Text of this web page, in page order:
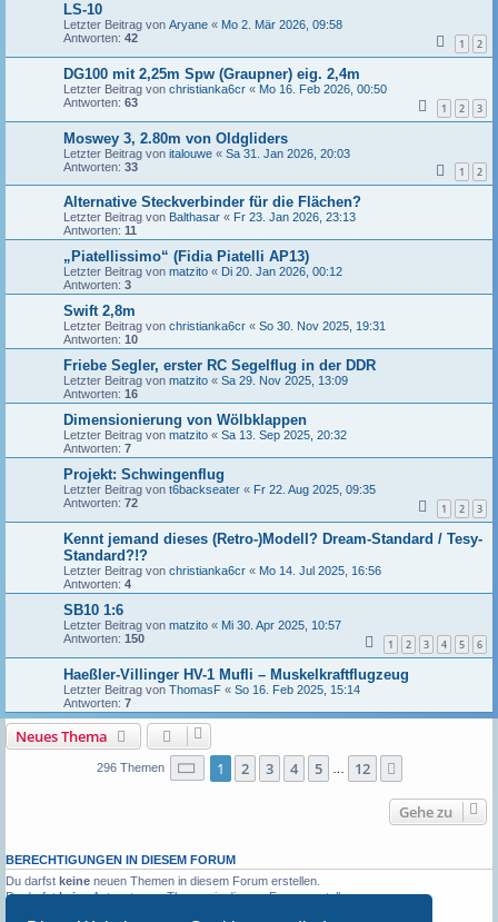
LS-10
Letzter Beitrag von Aryane « Mo 2. Mär 2026, 09:58
Antworten: 42 1 2
DG100 mit 2,25m Spw (Graupner) eig. 2,4m
Letzter Beitrag von christianka6cr « Mo 16. Feb 2026, 00:50
Antworten: 63 1 2 3
Moswey 3, 2.80m von Oldgliders
Letzter Beitrag von italouwe « Sa 31. Jan 2026, 20:03
Antworten: 33 1 2
Alternative Steckverbinder für die Flächen?
Letzter Beitrag von Balthasar « Fr 23. Jan 2026, 23:13
Antworten: 11
„Piatellissimo“ (Fidia Piatelli AP13)
Letzter Beitrag von matzito « Di 20. Jan 2026, 00:12
Antworten: 3
Swift 2,8m
Letzter Beitrag von christianka6cr « So 30. Nov 2025, 19:31
Antworten: 10
Friebe Segler, erster RC Segelflug in der DDR
Letzter Beitrag von matzito « Sa 29. Nov 2025, 13:09
Antworten: 16
Dimensionierung von Wölbklappen
Letzter Beitrag von matzito « Sa 13. Sep 2025, 20:32
Antworten: 7
Projekt: Schwingenflug
Letzter Beitrag von t6backseater « Fr 22. Aug 2025, 09:35
Antworten: 72 1 2 3
Kennt jemand dieses (Retro-)Modell? Dream-Standard / Tesy-
Standard?!?
Letzter Beitrag von christianka6cr « Mo 14. Jul 2025, 16:56
Antworten: 4
SB10 1:6
Letzter Beitrag von matzito « Mi 30. Apr 2025, 10:57
Antworten: 150 1 2 3 4 5 6
Haeßler-Villinger HV-1 Mufli – Muskelkraftflugzeug
Letzter Beitrag von ThomasF « So 16. Feb 2025, 15:14
Antworten: 7
Neues Thema
296 Themen Seite 1von 12
1 2 3 4 5 12
Gehe zu
BERECHTIGUNGEN IN DIESEM FORUM
Du darfst keine neuen Themen in diesem Forum erstellen.
Du darfstkeineAntworten zu Themen in diesem Forum erstellen.